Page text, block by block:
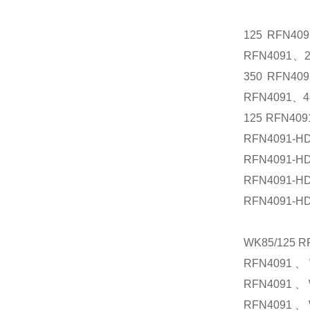
125
RFN4091、
350
RFN4091、
125
RFN4091-
RFN4091-
RFN4091-
RFN4091-
WK85/125
RFN4091
RFN4091
RFN4091